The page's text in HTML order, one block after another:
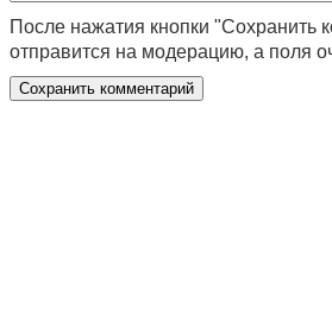
После нажатия кнопки "Сохранить
отправится на модерацию, а поля